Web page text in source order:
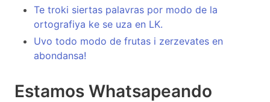
Te troki siertas palavras por modo de la
ortografiya ke se uza en LK.
Uvo todo modo de frutas i zerzevates en
abondansa!
Estamos Whatsapeando